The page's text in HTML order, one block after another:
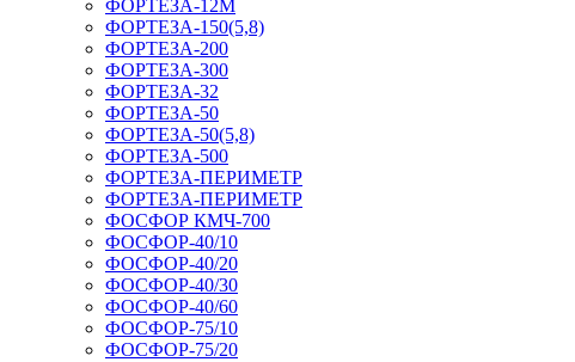
ФОРТЕЗА-12М
ФОРТЕЗА-150(5,8)
ФОРТЕЗА-200
ФОРТЕЗА-300
ФОРТЕЗА-32
ФОРТЕЗА-50
ФОРТЕЗА-50(5,8)
ФОРТЕЗА-500
ФОРТЕЗА-ПЕРИМЕТР
ФОРТЕЗА-ПЕРИМЕТР
ФОСФОР КМЧ-700
ФОСФОР-40/10
ФОСФОР-40/20
ФОСФОР-40/30
ФОСФОР-40/60
ФОСФОР-75/10
ФОСФОР-75/20